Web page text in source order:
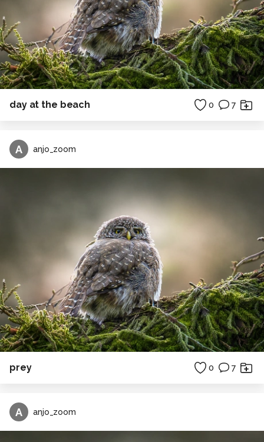
day at the beach 0 7
A anjo_zoom
prey 0 7
A anjo_zoom